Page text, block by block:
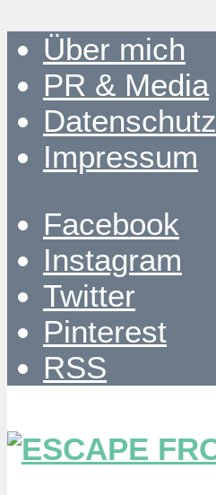
Über mich
PR & Media
Datenschutz
Impressum
Facebook
Instagram
Twitter
Pinterest
RSS